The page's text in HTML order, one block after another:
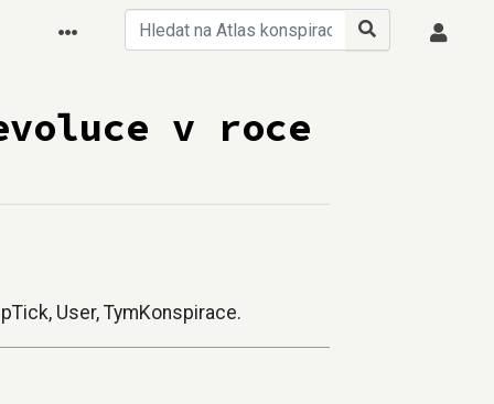
v roce
User, TymKonspirace.